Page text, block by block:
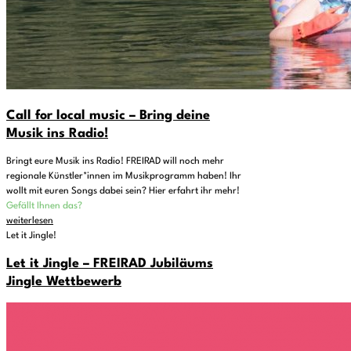
Call for local music – Bring deine
Musik ins Radio!
Bringt eure Musik ins Radio! FREIRAD will noch mehr
regionale Künstler*innen im Musikprogramm haben! Ihr
wollt mit euren Songs dabei sein? Hier erfahrt ihr mehr!
Gefällt Ihnen das?
weiterlesen
Let it Jingle!
Let it Jingle – FREIRAD Jubiläums
Jingle Wettbewerb